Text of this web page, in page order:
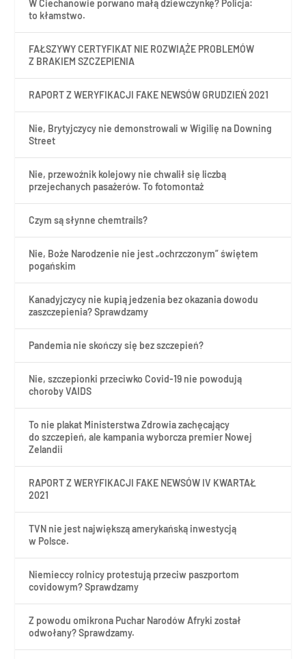
W Ciechanowie porwano małą dziewczynkę? Policja:
to kłamstwo.
FAŁSZYWY CERTYFIKAT NIE ROZWIĄŻE PROBLEMÓW
Z BRAKIEM SZCZEPIENIA
RAPORT Z WERYFIKACJI FAKE NEWSÓW GRUDZIEŃ 2021
Nie, Brytyjczycy nie demonstrowali w Wigilię na Downing
Street
Nie, przewoźnik kolejowy nie chwalił się liczbą
przejechanych pasażerów. To fotomontaż
Czym są słynne chemtrails?
Nie, Boże Narodzenie nie jest „ochrzczonym” świętem
pogańskim
Kanadyjczycy nie kupią jedzenia bez okazania dowodu
zaszczepienia? Sprawdzamy
Pandemia nie skończy się bez szczepień?
Nie, szczepionki przeciwko Covid-19 nie powodują
choroby VAIDS
To nie plakat Ministerstwa Zdrowia zachęcający
do szczepień, ale kampania wyborcza premier Nowej
Zelandii
RAPORT Z WERYFIKACJI FAKE NEWSÓW IV KWARTAŁ
2021
TVN nie jest największą amerykańską inwestycją
w Polsce.
Niemieccy rolnicy protestują przeciw paszportom
covidowym? Sprawdzamy
Z powodu omikrona Puchar Narodów Afryki został
odwołany? Sprawdzamy.